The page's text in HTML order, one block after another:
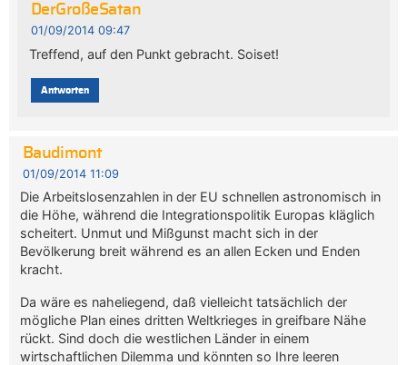
DerGroßeSatan
01/09/2014 09:47
Treffend, auf den Punkt gebracht. Soiset!
Antworten
Baudimont
01/09/2014 11:09
Die Arbeitslosenzahlen in der EU schnellen astronomisch in
die Höhe, während die Integrationspolitik Europas kläglich
scheitert. Unmut und Mißgunst macht sich in der
Bevölkerung breit während es an allen Ecken und Enden
kracht.
Da wäre es naheliegend, daß vielleicht tatsächlich der
mögliche Plan eines dritten Weltkrieges in greifbare Nähe
rückt. Sind doch die westlichen Länder in einem
wirtschaftlichen Dilemma und könnten so Ihre leeren